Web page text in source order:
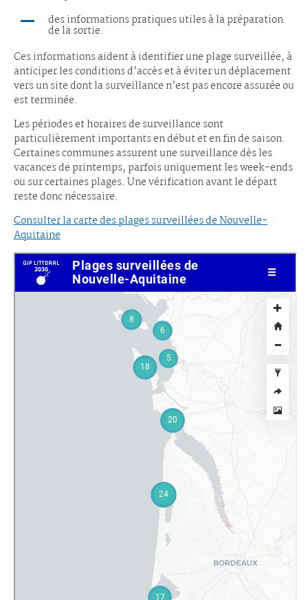
des informations pratiques utiles à la préparation
de la sortie.
Ces informations aident à identifier une plage surveillée, à
anticiper les conditions d’accès et à éviter un déplacement
vers un site dont la surveillance n’est pas encore assurée ou
est terminée.
Les périodes et horaires de surveillance sont
particulièrement importants en début et en fin de saison.
Certaines communes assurent une surveillance dès les
vacances de printemps, parfois uniquement les week-ends
ou sur certaines plages. Une vérification avant le départ
reste donc nécessaire.
Consulter la carte des plages surveillées de Nouvelle-
Aquitaine